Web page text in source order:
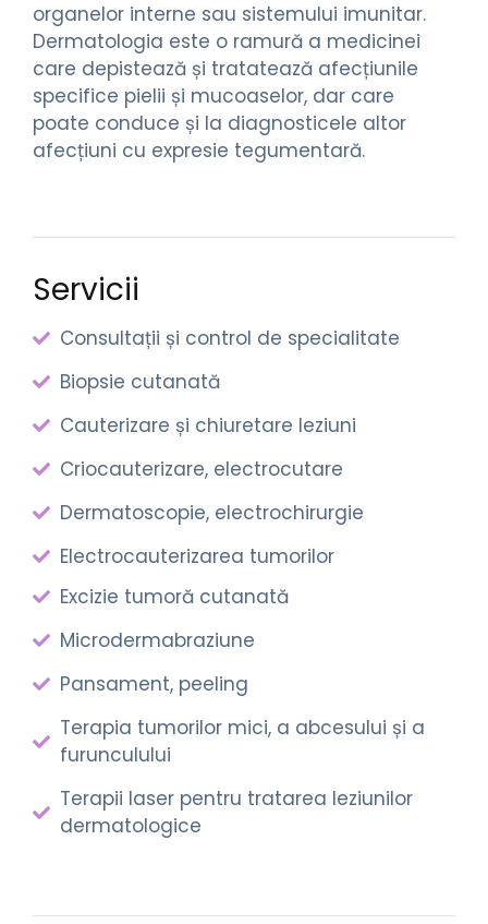
organelor interne sau sistemului imunitar.
Dermatologia este o ramură a medicinei
care depistează și tratatează afecțiunile
specifice pielii și mucoaselor, dar care
poate conduce și la diagnosticele altor
afecțiuni cu expresie tegumentară.
Servicii
Consultații și control de specialitate
Biopsie cutanată
Cauterizare și chiuretare leziuni
Criocauterizare, electrocutare
Dermatoscopie, electrochirurgie
Electrocauterizarea tumorilor
Excizie tumoră cutanată
Microdermabraziune
Pansament, peeling
Terapia tumorilor mici, a abcesului și a
furunculului
Terapii laser pentru tratarea leziunilor
dermatologice